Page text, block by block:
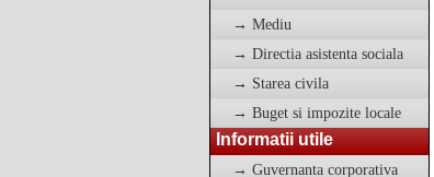
→ Mediu
→ Directia asistenta sociala
→ Starea civila
→ Buget si impozite locale
Informatii utile
→ Guvernanta corporativa